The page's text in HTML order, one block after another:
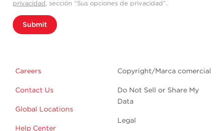
privacidad, sección “Sus opciones de privacidad”.
Submit
Careers
Contact Us
Global Locations
Help Center
Copyright/Marca comercial
Do Not Sell or Share My
Data
Legal